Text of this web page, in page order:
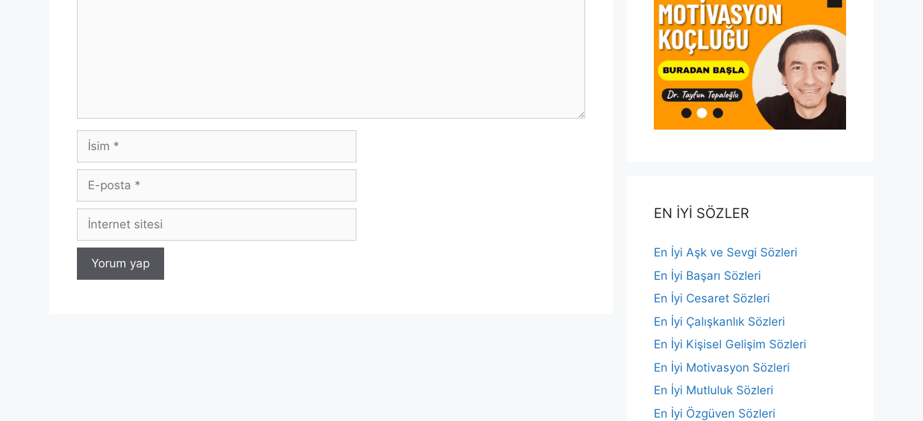
İsim
posta
İnternet
EN İYİ SÖZLER
En İyi Aşk ve Sevgi Sözleri
En İyi Başarı Sözleri
En İyi Cesaret Sözleri
En İyi Çalışkanlık Sözleri
En İyi Kişisel Gelişim Sözleri
En İyi Motivasyon Sözleri
En İyi Mutluluk Sözleri
En İyi Özgüven Sözleri